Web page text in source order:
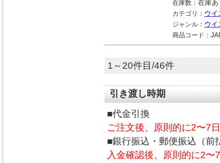
在庫数： 在庫あ
カテゴリ： ウイ
ジャンル： ウイ
商品コード：
1～20件目/46件
引き渡し時期
■代金引換
ご注文後、原則的に2〜7
■銀行振込・郵便振込（前
入金確認後、原則的に2